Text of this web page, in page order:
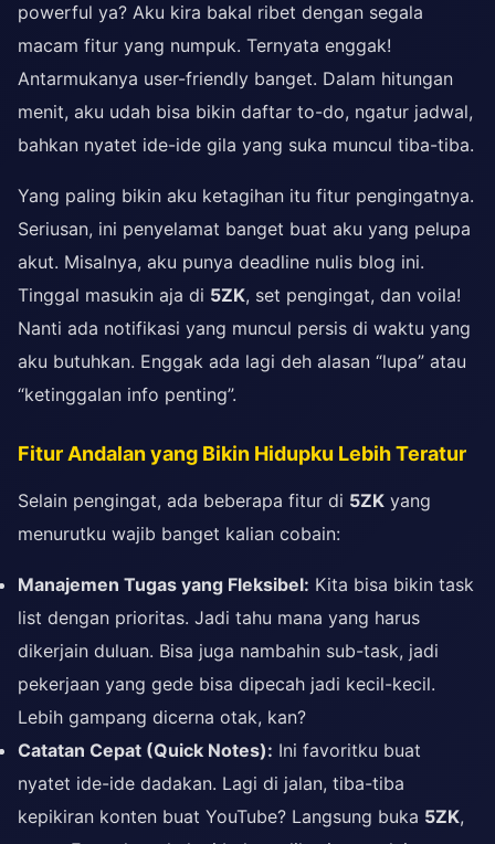
powerful ya? Aku kira bakal ribet dengan segala
macam fitur yang numpuk. Ternyata enggak!
Antarmukanya user-friendly banget. Dalam hitungan
menit, aku udah bisa bikin daftar to-do, ngatur jadwal,
bahkan nyatet ide-ide gila yang suka muncul tiba-tiba.
Yang paling bikin aku ketagihan itu fitur pengingatnya.
Seriusan, ini penyelamat banget buat aku yang pelupa
akut. Misalnya, aku punya deadline nulis blog ini.
Tinggal masukin aja di 5ZK, set pengingat, dan voila!
Nanti ada notifikasi yang muncul persis di waktu yang
aku butuhkan. Enggak ada lagi deh alasan “lupa” atau
“ketinggalan info penting”.
Fitur Andalan yang Bikin Hidupku Lebih Teratur
Selain pengingat, ada beberapa fitur di 5ZK yang
menurutku wajib banget kalian cobain:
Manajemen Tugas yang Fleksibel: Kita bisa bikin task
list dengan prioritas. Jadi tahu mana yang harus
dikerjain duluan. Bisa juga nambahin sub-task, jadi
pekerjaan yang gede bisa dipecah jadi kecil-kecil.
Lebih gampang dicerna otak, kan?
Catatan Cepat (Quick Notes): Ini favoritku buat
nyatet ide-ide dadakan. Lagi di jalan, tiba-tiba
kepikiran konten buat YouTube? Langsung buka 5ZK,